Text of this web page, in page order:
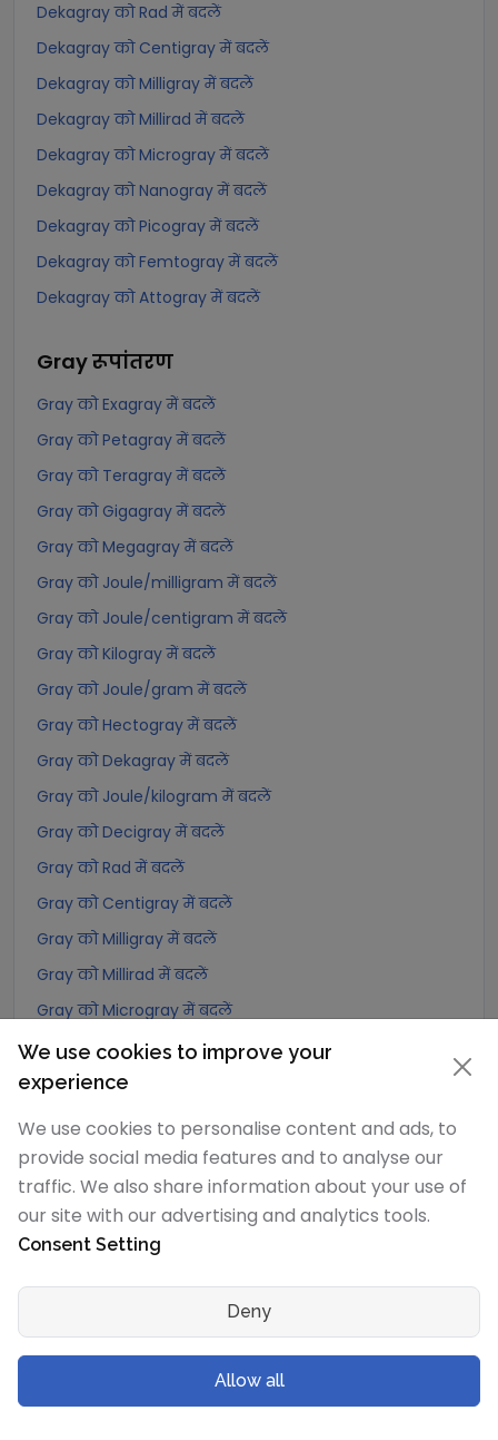
Dekagray को Rad में बदलें
Dekagray को Centigray में बदलें
Dekagray को Milligray में बदलें
Dekagray को Millirad में बदलें
Dekagray को Microgray में बदलें
Dekagray को Nanogray में बदलें
Dekagray को Picogray में बदलें
Dekagray को Femtogray में बदलें
Dekagray को Attogray में बदलें
Grayरूपांतरण
Gray को Exagray में बदलें
Gray को Petagray में बदलें
Gray को Teragray में बदलें
Gray को Gigagray में बदलें
Gray को Megagray में बदलें
Gray को Joule/milligram में बदलें
Gray को Joule/centigram में बदलें
Gray को Kilogray में बदलें
Gray को Joule/gram में बदलें
Gray को Hectogray में बदलें
Gray को Dekagray में बदलें
Gray को Joule/kilogram में बदलें
Gray को Decigray में बदलें
Gray को Rad में बदलें
Gray को Centigray में बदलें
Gray को Milligray में बदलें
Gray को Millirad में बदलें
Gray को Microgray में बदलें
Gray को Nanogray में बदलें
Gray को Picogray में बदलें
Gray को Femtogray में बदलें
Gray को Attogray में बदलें
Joule/kilogramरूपांतरण
Joule/kilogram को Exagray में बदलें
Joule/kilogram को Teragray में बदलें
Joule/kilogram को Megagray में बदलें
We use cookies to improve your
experience
We use cookies to personalise content and ads, to
provide social media features and to analyse our
traffic. We also share information about your use of
our site with our advertising and analytics tools.
Consent Setting
Deny
Allow all